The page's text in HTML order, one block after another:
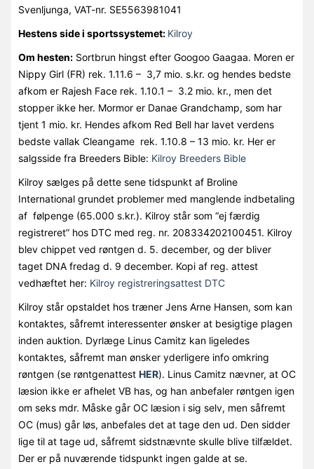
Svenljunga, VAT-nr. SE5563981041
Hestens side i sportssystemet: Kilroy
Om hesten:Sortbrun hingst efter Googoo Gaagaa. Moren er
Nippy Girl (FR) rek. 1.11.6 – 3,7 mio. s.kr. og hendes bedste
afkom er Rajesh Face rek. 1.10.1 – 3.2 mio. kr., men det
stopper ikke her. Mormor er Danae Grandchamp, som har
tjent 1 mio. kr. Hendes afkom Red Bell har lavet verdens
bedste vallak Cleangame rek. 1.10.8 – 13 mio. kr. Her er
salgsside fra Breeders Bible: Kilroy Breeders Bible
Kilroy sælges på dette sene tidspunkt af Broline
International grundet problemer med manglende indbetaling
af følpenge (65.000 s.kr.). Kilroy står som “ej færdig
registreret” hos DTC med reg. nr. 208334202100451. Kilroy
blev chippet ved røntgen d. 5. december, og der bliver
taget DNA fredag d. 9 december. Kopi af reg. attest
vedhæftet her: Kilroy registreringsattest DTC
Kilroy står opstaldet hos træner Jens Arne Hansen, som kan
kontaktes, såfremt interessenter ønsker at besigtige plagen
inden auktion. Dyrlæge Linus Camitz kan ligeledes
kontaktes, såfremt man ønsker yderligere info omkring
røntgen (se røntgenattest HER). Linus Camitz nævner, at OC
læsion ikke er afhelet VB has, og han anbefaler røntgen igen
om seks mdr. Måske går OC læsion i sig selv, men såfremt
OC (mus) går løs, anbefales det at tage den ud. Den sidder
lige til at tage ud, såfremt sidstnævnte skulle blive tilfældet.
Der er på nuværende tidspunkt ingen galde at se.